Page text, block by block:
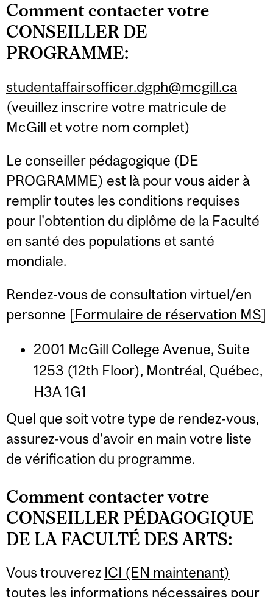
Comment contacter votre
CONSEILLER DE
PROGRAMME:
studentaffairsofficer.dgph@mcgill.ca
(veuillez inscrire votre matricule de
McGill et votre nom complet)
Le conseiller pédagogique (DE
PROGRAMME) est là pour vous aider à
remplir toutes les conditions requises
pour l'obtention du diplôme de la Faculté
en santé des populations et santé
mondiale.
Rendez-vous de consultation virtuel/en
personne [Formulaire de réservation MS]
2001 McGill College Avenue, Suite
1253 (12th Floor), Montréal, Québec,
H3A 1G1
Quel que soit votre type de rendez-vous,
assurez-vous d’avoir en main votre liste
de vérification du programme.
Comment contacter votre
CONSEILLER PÉDAGOGIQUE
DE LA FACULTÉ DES ARTS:
Vous trouverez ICI (EN maintenant)
toutes les informations nécessaires pour